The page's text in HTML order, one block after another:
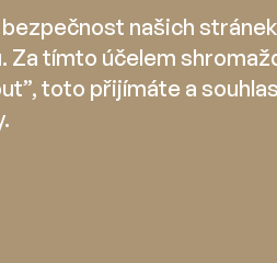
našich
Za tímto účelem
toto přijímáte a